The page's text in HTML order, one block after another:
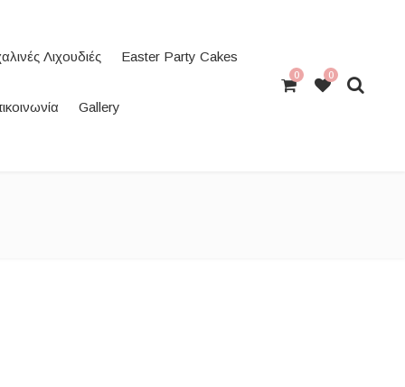
Λιχουδιές Easter Party Cakes
Gallery
0 0